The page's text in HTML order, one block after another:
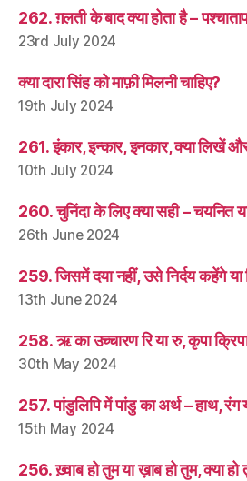
262. ग़लती के बाद क्या होता है – पश्चाताप
23rd July 2024
क्या दारा सिंह को माफ़ी मिलनी चाहिए?
19th July 2024
261. इंकार, इन्कार, इनकार, क्या लिखें
10th July 2024
260. चुनिंदा के लिए क्या सही – चयनित
26th June 2024
259. जिसमें दया नहीं, उसे निर्दय कहेंगे या
13th June 2024
258. ऋ का उच्चारण रि या रु, कृपा
30th May 2024
257. पांडुलिपि में पांडु का अर्थ – हाथ, रंग
15th May 2024
256. ख़्वाब हो तुम या ख़ाब हो तुम, क्या